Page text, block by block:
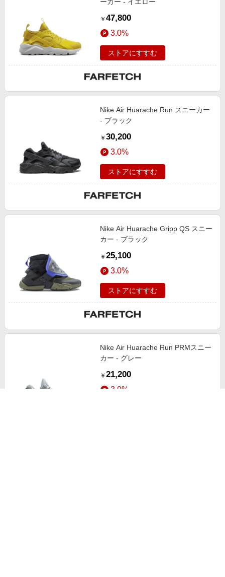
￥ 47,800
3.0%
ストアにすすむ
Nike Air Huarache Run スニーカー
- ブラック
￥ 30,200
3.0%
ストアにすすむ
Nike Air Huarache Gripp QS スニー
カー - ブラック
￥ 25,100
3.0%
ストアにすすむ
Nike Air Huarache Run PRMスニー
カー - グレー
￥ 21,200
3.0%